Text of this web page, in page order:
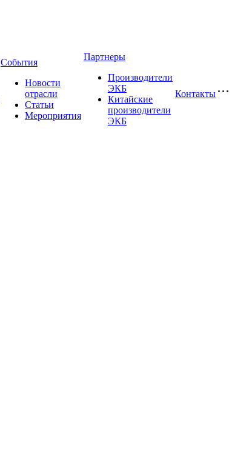
События
Новости
отрасли
Статьи
Мероприятия
Партнеры
Производители
ЭКБ
Китайские
производители
ЭКБ
Контакты